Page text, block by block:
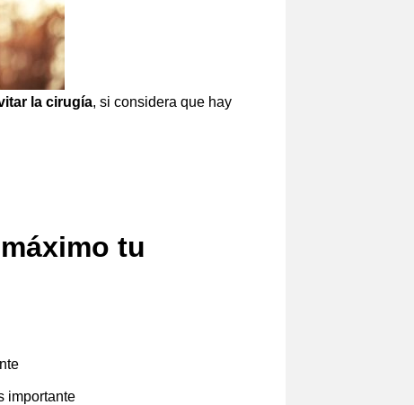
la cirugía, si considera que hay
tu
importante